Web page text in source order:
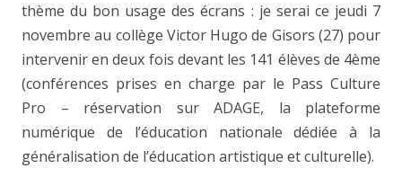
thème du bon usage des écrans : je serai ce jeudi 7
novembre au collège Victor Hugo de Gisors (27) pour
intervenir en deux fois devant les 141 élèves de 4ème
(conférences prises en charge par le Pass Culture
Pro – réservation sur ADAGE, la plateforme
numérique de l’éducation nationale dédiée à la
généralisation de l’éducation artistique et culturelle).